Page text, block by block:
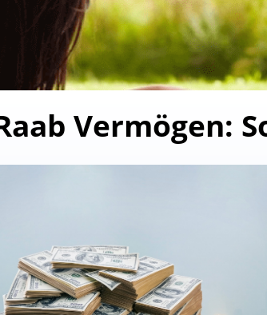
Vermögen: